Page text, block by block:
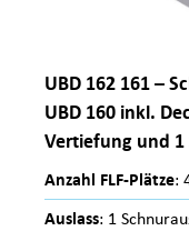
UBD 162 161 –
UBD 160 inkl.
Vertiefung und 1
Anzahl FLF-Plätze:
Auslass: 1